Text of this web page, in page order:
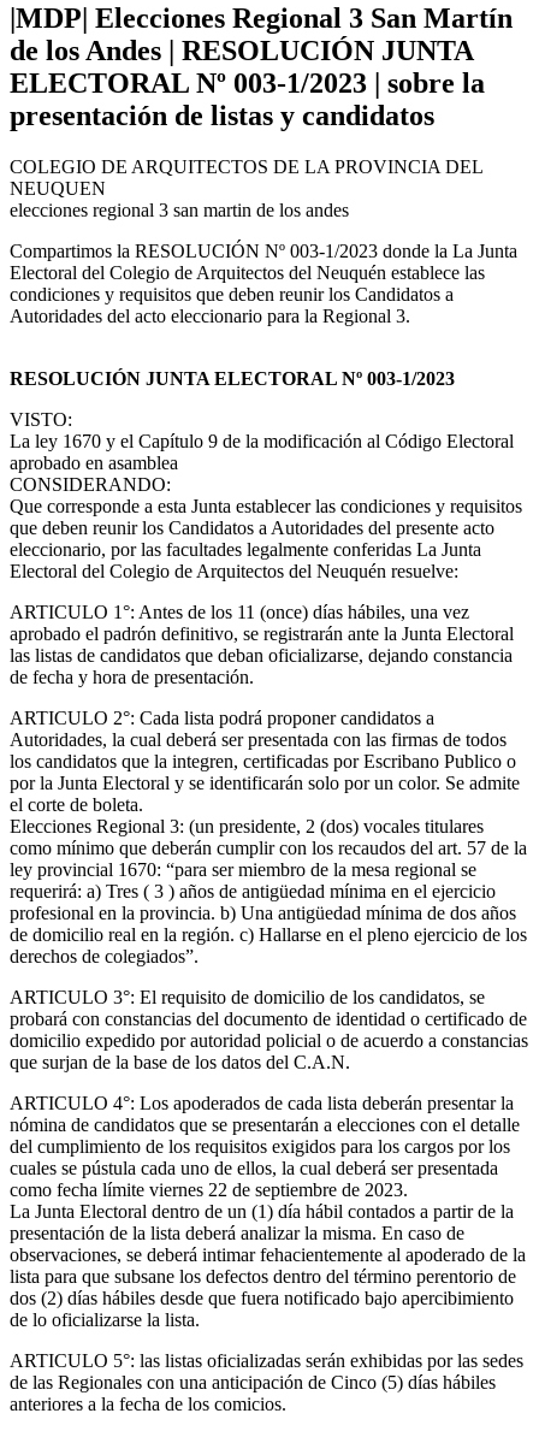
|MDP| Elecciones Regional 3 San Martín
de los Andes | RESOLUCIÓN JUNTA
ELECTORAL Nº 003-1/2023 | sobre la
presentación de listas y candidatos
COLEGIO DE ARQUITECTOS DE LA PROVINCIA DEL
NEUQUEN
elecciones regional 3 san martin de los andes
Compartimos la RESOLUCIÓN Nº 003-1/2023 donde la La Junta
Electoral del Colegio de Arquitectos del Neuquén establece las
condiciones y requisitos que deben reunir los Candidatos a
Autoridades del acto eleccionario para la Regional 3.
RESOLUCIÓN JUNTA ELECTORAL Nº 003-1/2023
VISTO:
La ley 1670 y el Capítulo 9 de la modificación al Código Electoral
aprobado en asamblea
CONSIDERANDO:
Que corresponde a esta Junta establecer las condiciones y requisitos
que deben reunir los Candidatos a Autoridades del presente acto
eleccionario, por las facultades legalmente conferidas La Junta
Electoral del Colegio de Arquitectos del Neuquén resuelve:
ARTICULO 1°: Antes de los 11 (once) días hábiles, una vez
aprobado el padrón definitivo, se registrarán ante la Junta Electoral
las listas de candidatos que deban oficializarse, dejando constancia
de fecha y hora de presentación.
ARTICULO 2°: Cada lista podrá proponer candidatos a
Autoridades, la cual deberá ser presentada con las firmas de todos
los candidatos que la integren, certificadas por Escribano Publico o
por la Junta Electoral y se identificarán solo por un color. Se admite
el corte de boleta.
Elecciones Regional 3: (un presidente, 2 (dos) vocales titulares
como mínimo que deberán cumplir con los recaudos del art. 57 de la
ley provincial 1670: “para ser miembro de la mesa regional se
requerirá: a) Tres ( 3 ) años de antigüedad mínima en el ejercicio
profesional en la provincia. b) Una antigüedad mínima de dos años
de domicilio real en la región. c) Hallarse en el pleno ejercicio de los
derechos de colegiados”.
ARTICULO 3°: El requisito de domicilio de los candidatos, se
probará con constancias del documento de identidad o certificado de
domicilio expedido por autoridad policial o de acuerdo a constancias
que surjan de la base de los datos del C.A.N.
ARTICULO 4°: Los apoderados de cada lista deberán presentar la
nómina de candidatos que se presentarán a elecciones con el detalle
del cumplimiento de los requisitos exigidos para los cargos por los
cuales se pústula cada uno de ellos, la cual deberá ser presentada
como fecha límite viernes 22 de septiembre de 2023.
La Junta Electoral dentro de un (1) día hábil contados a partir de la
presentación de la lista deberá analizar la misma. En caso de
observaciones, se deberá intimar fehacientemente al apoderado de la
lista para que subsane los defectos dentro del término perentorio de
dos (2) días hábiles desde que fuera notificado bajo apercibimiento
de lo oficializarse la lista.
ARTICULO 5°: las listas oficializadas serán exhibidas por las sedes
de las Regionales con una anticipación de Cinco (5) días hábiles
anteriores a la fecha de los comicios.